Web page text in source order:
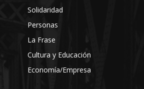
Solidaridad
Personas
La Frase
Cultura y Educación
Economía/Empresa